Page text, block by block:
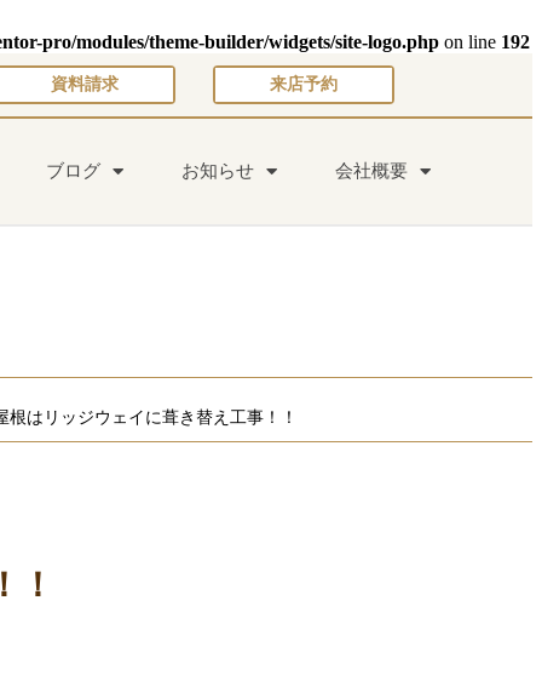
pro/modules/theme-builder/widgets/site-logo.php on line 192
資料請求 来店予約
ブログ お知らせ 会社概要
根はリッジウェイに葺き替え工事！！
！